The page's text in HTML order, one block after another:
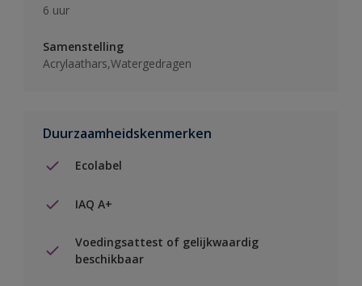
6 uur
Samenstelling
Acrylaathars,Watergedragen
Duurzaamheidskenmerken
Ecolabel
IAQ A+
Voedingsattest of gelijkwaardig
beschikbaar